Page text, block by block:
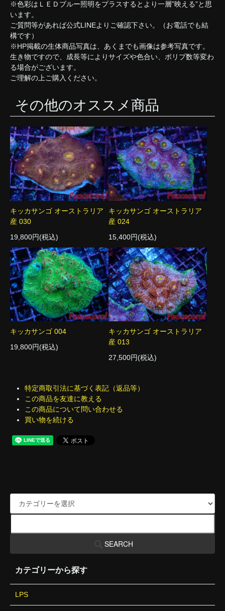
※色彩はＬＥＤブルー照明をプラスするとより一層”映える”と思
います。
ご質問等があれば公式LINEよりご確認下さい。（お電話でも結
構です）
※HP掲載の生体商品写真は、あくまでも画像は参考写真です。
生き物ですので、成長等によりサイズや色合い、ポリプ数等変わ
る場合がございます。
ご理解の上ご購入ください。
その他のオススメ商品
キッカサンゴ オーストラリア
産 030
19,800円(税込)
キッカサンゴ オーストラリア
産 024
15,400円(税込)
キッカサンゴ 004
19,800円(税込)
キッカサンゴ オーストラリア
産 013
27,500円(税込)
特定商取引法に基づく表記（返品等）
この商品を友達に教える
この商品について問い合わせる
買い物を続ける
SEARCH
カテゴリーから探す
LPS